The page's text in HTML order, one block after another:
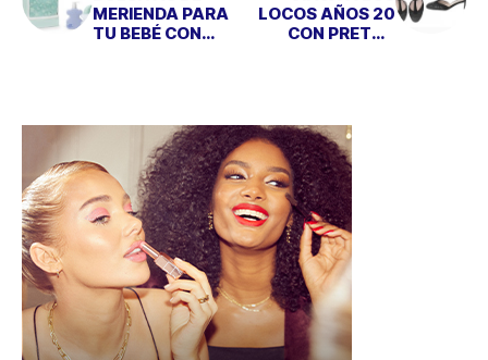
MERIENDA PARA
TU BEBÉ CON
LOCOS AÑOS 20
CON PRETTY